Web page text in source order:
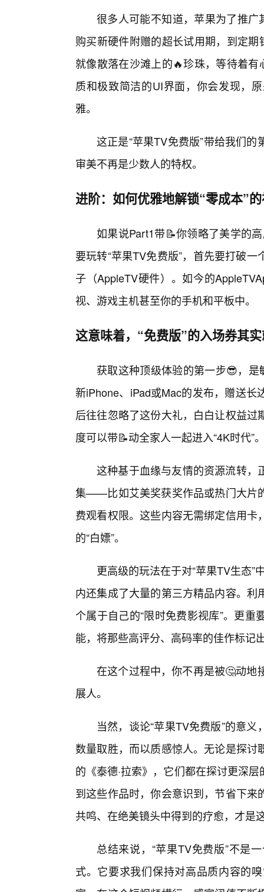
很多人可能不知道，苹果为了推广
购买新硬件附赠的超长试用期，到定
就像散落在沙滩上的🔥珍珠，等待着
质和极致简洁的UI界面，你会发现，
雅。
这正是“苹果TV免费版”带给我们
审美不再是少数人的特权。
进阶：如何优雅地解锁“零成本”
如果说Part1带📝你领略了美学的
要玩转“苹果TV免费版”，首先要打破
子（AppleTV硬件）。如今的
视、游戏主机甚至你的手机和平板中。
这意味着，“免费版”的入场券其
获取这种顶级体验的第一步😎，是
新iPhone、iPad或Mac的发布，赠送
后往往忽略了这份大礼，白白让权益
度可以带📝动全家人一起进入“4K时代”
这种基于血缘与友情的资源流转，
集——比如艾美奖获奖作品或热门大片
费观看权限。这些内容无需绑定信用
的“白嫖”。
更高级的玩法在于对“苹果TV生态
内还集成了大量的第三方精品内容。
个属于自己的“限时免费影视库”。更
能，将那些高评分、高码率的佳作标记
在这个过程中，你不再是被🤔动地
展人。
当然，谈论“苹果TV免费版”的意
数量取胜，而以质感惊人。无论是探
的《泰德·拉索》，它们都在探讨更深
到这些作品时，你会意识到，节省下
共鸣、在绝美镜头中得到的疗愈，才是
总结来说，“苹果TV免费版”不是
式。它要求我们保持对高品质内容的